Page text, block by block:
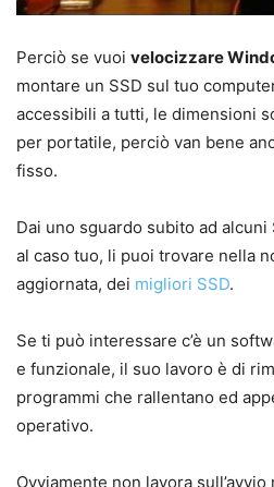
Perciò se vuoi velocizzare
montare un SSD sul tuo
accessibili a tutti, le dimensioni
per portatile, perciò van bene
fisso.
Dai uno sguardo subito ad
al caso tuo, li puoi trovare nella
aggiornata, dei migliori SSD.
Se ti può interessare c’è un
e funzionale, il suo lavoro è di
programmi che rallentano ed
operativo.
Ovviamente non lavora sull’avvio